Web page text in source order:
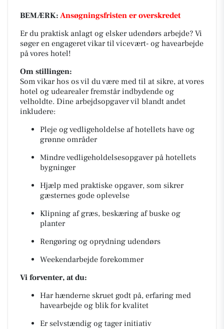
BEMÆRK: Ansøgningsfristen er overskredet
Er du praktisk anlagt og elsker udendørs arbejde? Vi
søger en engageret vikar til vicevært- og havearbejde
på vores hotel!
Om stillingen:
Som vikar hos os vil du være med til at sikre, at vores
hotel og udearealer fremstår indbydende og
velholdte. Dine arbejdsopgaver vil blandt andet
inkludere:
Pleje og vedligeholdelse af hotellets have og
grønne områder
Mindre vedligeholdelsesopgaver på hotellets
bygninger
Hjælp med praktiske opgaver, som sikrer
gæsternes gode oplevelse
Klipning af græs, beskæring af buske og
planter
Rengøring og oprydning udendørs
Weekendarbejde forekommer
Vi forventer, at du:
Har hænderne skruet godt på, erfaring med
havearbejde og blik for kvalitet
Er selvstændig og tager initiativ